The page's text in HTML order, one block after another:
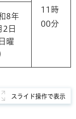
11時
00分
8年
2日
曜
スライド操作で表示